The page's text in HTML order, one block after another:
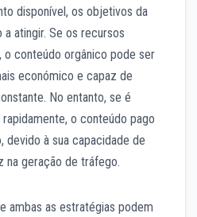
disponível, os objetivos da
atingir. Se os recursos
o conteúdo orgânico pode ser
económico e capaz de
No entanto, se é
o conteúdo pago
devido à sua capacidade de
na geração de tráfego.
ambas as estratégias podem